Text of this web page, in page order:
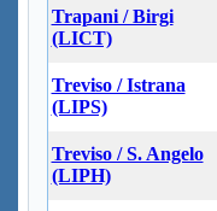
Trapani / Birgi
(LICT)
Treviso / Istrana
(LIPS)
Treviso / S. Angelo
(LIPH)